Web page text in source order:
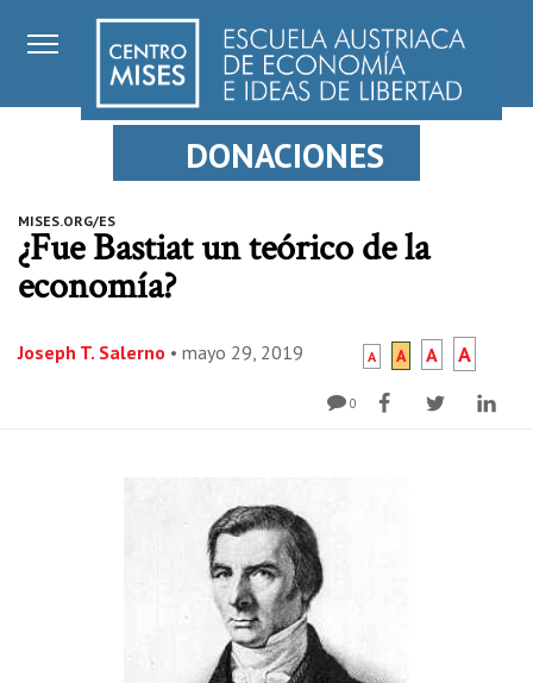
DONACIONES
MISES.ORG/ES
¿Fue Bastiat un teórico de la
economía?
Joseph T. Salerno • mayo 29, 2019 A A A A
0